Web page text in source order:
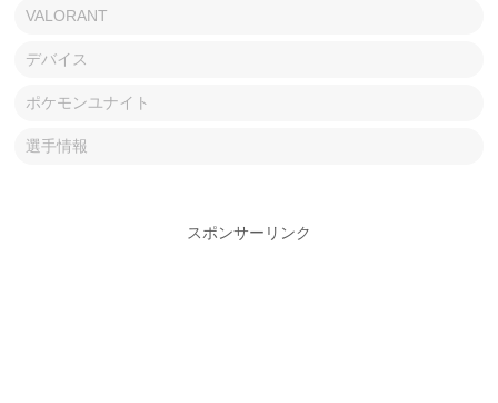
VALORANT
デバイス
ポケモンユナイト
選手情報
スポンサーリンク